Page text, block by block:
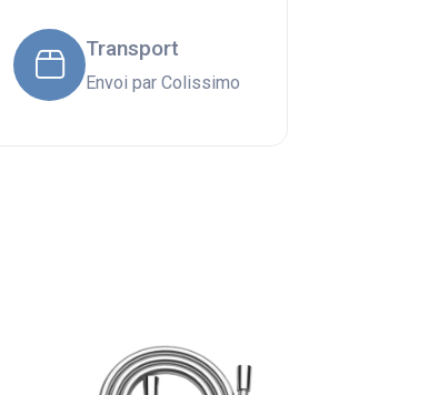
Transport
Envoi par Colissimo